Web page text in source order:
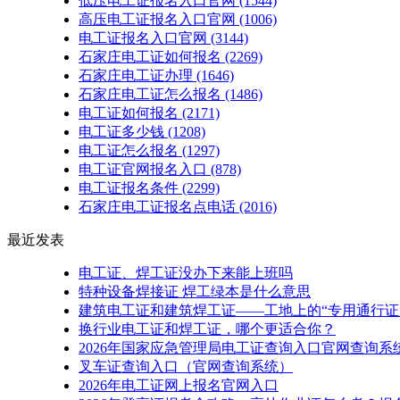
高压电工证报名入口官网 (1006)
电工证报名入口官网 (3144)
石家庄电工证如何报名 (2269)
石家庄电工证办理 (1646)
石家庄电工证怎么报名 (1486)
电工证如何报名 (2171)
电工证多少钱 (1208)
电工证怎么报名 (1297)
电工证官网报名入口 (878)
电工证报名条件 (2299)
石家庄电工证报名点电话 (2016)
最近发表
电工证、焊工证没办下来能上班吗
特种设备焊接证 焊工绿本是什么意思
建筑电工证和建筑焊工证——工地上的“专用通行证
换行业电工证和焊工证，哪个更适合你？
2026年国家应急管理局电工证查询入口官网查询系
叉车证查询入口（官网查询系统）
2026年电工证网上报名官网入口